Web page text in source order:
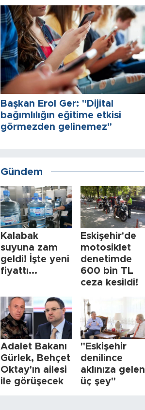
Başkan Erol Ger: "Dijital
bağımlılığın eğitime etkisi
görmezden gelinemez"
Gündem
Kalabak
suyuna zam
geldi! İşte yeni
fiyattı...
Eskişehir'de
motosiklet
denetimde
600 bin TL
ceza kesildi!
Adalet Bakanı
Gürlek, Behçet
Oktay'ın ailesi
ile görüşecek
"Eskişehir
denilince
aklınıza gelen
üç şey"